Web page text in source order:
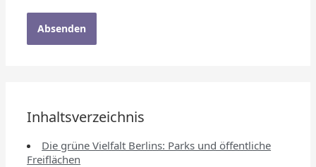
Inhaltsverzeichnis
Die grüne Vielfalt Berlins: Parks und öffentliche
Freiflächen